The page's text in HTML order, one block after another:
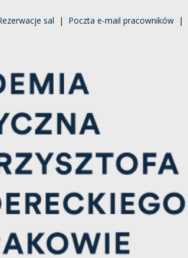
sal | Poczta e-mail pracowników |